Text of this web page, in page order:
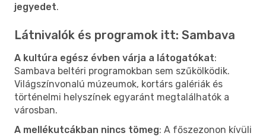
jegyedet.
Látnivalók és programok itt: Sambava
A kultúra egész évben várja a látogatókat:
Sambava beltéri programokban sem szűkölködik.
Világszínvonalú múzeumok, kortárs galériák és
történelmi helyszínek egyaránt megtalálhatók a
városban.
A mellékutcákban nincs tömeg: A főszezonon kívüli